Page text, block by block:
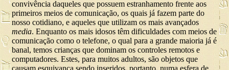
convivência daqueles que possuem estranhamento frente aos
primeiros meios de comunicação, os quais já fazem parte do
nosso cotidiano, e aqueles que utilizam os mais avançados
media. Enquanto os mais idosos têm dificuldades com meios de
comunicação como o telefone, o qual para a grande maioria já é
banal, temos crianças que dominam os controles remotos e
computadores. Estes, para muitos adultos, são objetos que
causam esquivança sendo inseridos, portanto, numa esfera de